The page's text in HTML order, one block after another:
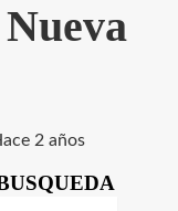
2 años